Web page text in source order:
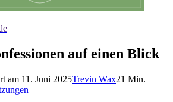
auf einen Blick
am 11. Juni 2025Trevin Wax21 Min.